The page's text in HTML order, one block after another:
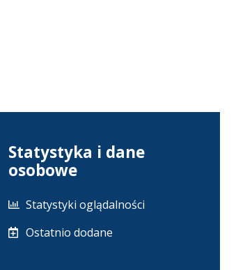
Statystyka i dane
osobowe
Statystyki oglądalności
Ostatnio dodane